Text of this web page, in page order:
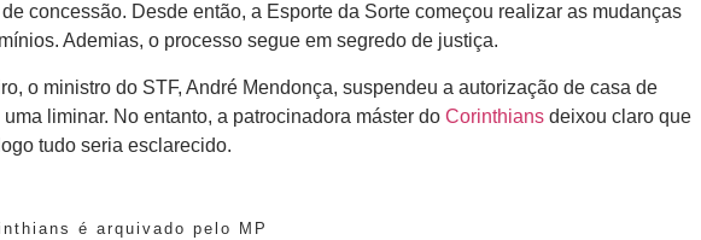
concessão. Desde então, a Esporte da Sorte começou realizar as mudanças
Ademias, o processo segue em segredo de justiça.
o ministro do STF, André Mendonça, suspendeu a autorização de casa de
liminar. No entanto, a patrocinadora máster do Corinthians deixou claro que
tudo seria esclarecido.
é arquivado pelo MP